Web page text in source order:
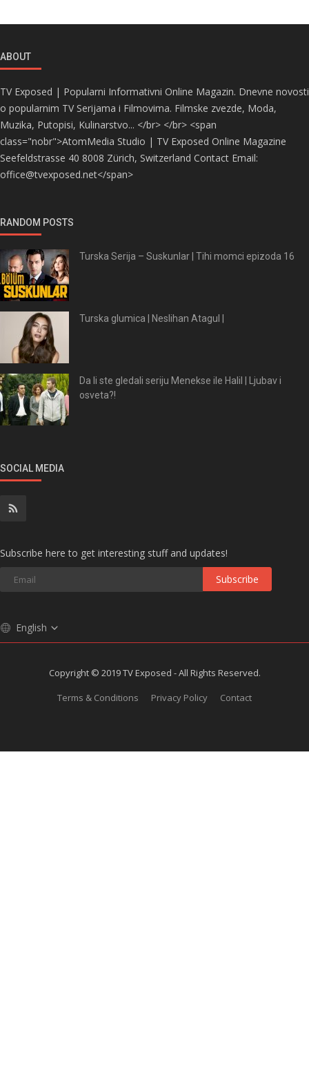
ABOUT
TV Exposed | Popularni Informativni Online Magazin. Dnevne novosti
o popularnim TV Serijama i Filmovima. Filmske zvezde, Moda,
Muzika, Putopisi, Kulinarstvo... </br> </br> <span
class="nobr">AtomMedia Studio | TV Exposed Online Magazine
Seefeldstrasse 40 8008 Zürich, Switzerland Contact Email:
office@tvexposed.net</span>
RANDOM POSTS
Turska Serija – Suskunlar | Tihi momci epizoda 16
Turska glumica | Neslihan Atagul |
Da li ste gledali seriju Menekse ile Halil | Ljubav i
osveta?!
SOCIAL MEDIA
Subscribe here to get interesting stuff and updates!
Subscribe
English
Copyright © 2019 TV Exposed - All Rights Reserved.
Terms & Conditions
Privacy Policy Contact